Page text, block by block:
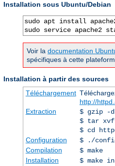
Installation sous Ubuntu/Debian
sudo apt install
sudo service apache2
Voir la documentation
spécifiques à cette
Installation à partir des sources
Téléchargement
http://
Extraction
$ gzip -
$ tar
$ cd
Configuration
$ ./
Compilation
$ make
Installation
$ make